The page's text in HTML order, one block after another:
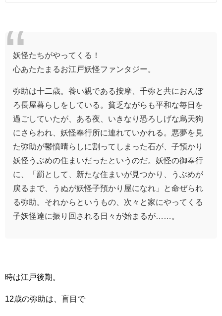
妖怪たちがやってくる！
心あたたまるお江戸妖怪ファンタジー。
弥助は十二歳。養い親である按摩、千弥と共におんぼ
ろ長屋暮らしをしている。貧乏ながらも平和な毎日を
過ごしていたが、ある夜、いきなり恐ろしげな烏天狗
にさらわれ、妖怪奉行所に連れていかれる。悪夢を見
た弥助が鬱憤晴らしに割ってしまった石が、子預かり
妖怪うぶめの住まいだったというのだ。妖怪の御奉行
に、「罰として、新たな住まいが見つかり、うぶめが
戻るまで、うぬが妖怪子預かり屋になれ」と命ぜられ
る弥助。それからというもの、次々と家にやってくる
子妖怪達に振り回される日々が始まるが……。
時は江戸後期。
12歳の弥助は、盲目で